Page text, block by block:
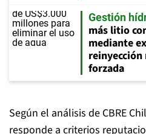
Gestión
más litio
mediante
reinyección
forzada
Según el análisis de CBRE
responde a criterios